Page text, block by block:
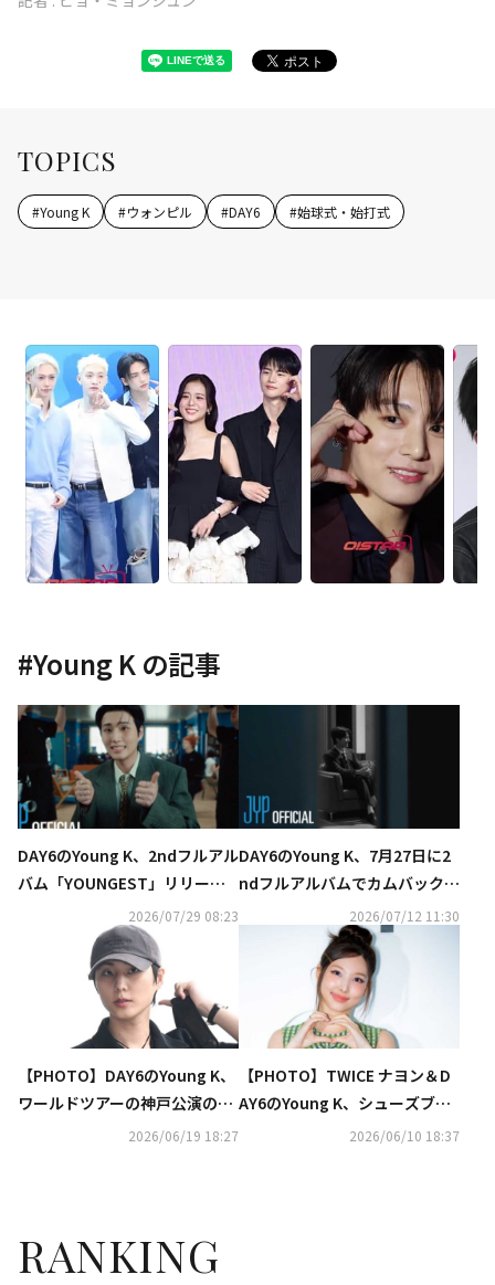
TOPICS
#Young K #ウォンピル #DAY6 #始球式・始打式
#Young K の記事
DAY6のYoung K、2ndフルアル
バム「YOUNGEST」リリー
ス！タイトル曲「Shut The Do
or」レトロな感性のMVに注目
2026/07/29 08:23
DAY6のYoung K、7月27日に2
ndフルアルバムでカムバック…
コンセプトフィルムを公開
2026/07/12 11:30
【PHOTO】DAY6のYoung K、
ワールドツアーの神戸公演のた
2026/06/19 18:27
【PHOTO】TWICE ナヨン＆D
AY6のYoung K、シューズブラ
ンド「FitFlop」のイベントに
2026/06/10 18:37
RANKING